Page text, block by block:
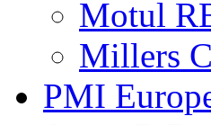
Motul
Millers
PMI